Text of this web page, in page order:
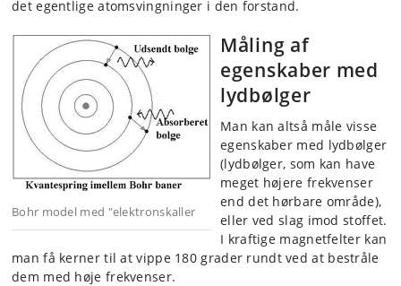
det egentlige atomsvingninger i den forstand.
Bohr model med "elektronskaller
Måling af
egenskaber med
lydbølger
Man kan altså måle visse
egenskaber med lydbølger
(lydbølger, som kan have
meget højere frekvenser
end det hørbare område),
eller ved slag imod stoffet.
I kraftige magnetfelter kan
man få kerner til at vippe 180 grader rundt ved at bestråle
dem med høje frekvenser.